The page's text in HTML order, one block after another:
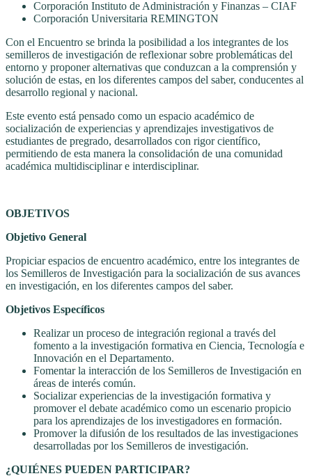
Corporación Instituto de Administración y Finanzas – CIAF
Corporación Universitaria REMINGTON
Con el Encuentro se brinda la posibilidad a los integrantes de los
semilleros de investigación de reflexionar sobre problemáticas del
entorno y proponer alternativas que conduzcan a la comprensión y
solución de estas, en los diferentes campos del saber, conducentes al
desarrollo regional y nacional.
Este evento está pensado como un espacio académico de
socialización de experiencias y aprendizajes investigativos de
estudiantes de pregrado, desarrollados con rigor científico,
permitiendo de esta manera la consolidación de una comunidad
académica multidisciplinar e interdisciplinar.
OBJETIVOS
Objetivo General
Propiciar espacios de encuentro académico, entre los integrantes de
los Semilleros de Investigación para la socialización de sus avances
en investigación, en los diferentes campos del saber.
Objetivos Específicos
Realizar un proceso de integración regional a través del
fomento a la investigación formativa en Ciencia, Tecnología e
Innovación en el Departamento.
Fomentar la interacción de los Semilleros de Investigación en
áreas de interés común.
Socializar experiencias de la investigación formativa y
promover el debate académico como un escenario propicio
para los aprendizajes de los investigadores en formación.
Promover la difusión de los resultados de las investigaciones
desarrolladas por los Semilleros de investigación.
¿QUIÉNES PUEDEN PARTICIPAR?